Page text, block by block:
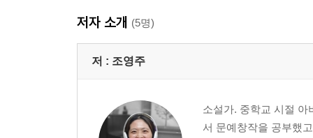
저자 소개 (5명)
저 : 조영주
소설가. 중학교 시절
서 문예창작을 공부했